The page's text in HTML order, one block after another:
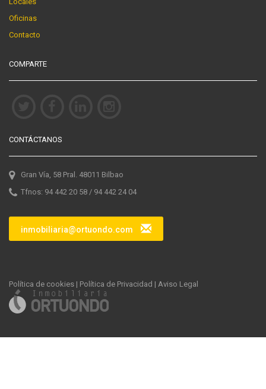
Oficinas
Contacto
COMPARTE
CONTÁCTANOS
Gran Vía, 58 Pral. 48011 Bilbao
Tfnos: 94 442 20 58 / 94 442 24 04
inmobiliaria@ortuondo.com
Política de cookies | Política de Privacidad | Aviso Legal